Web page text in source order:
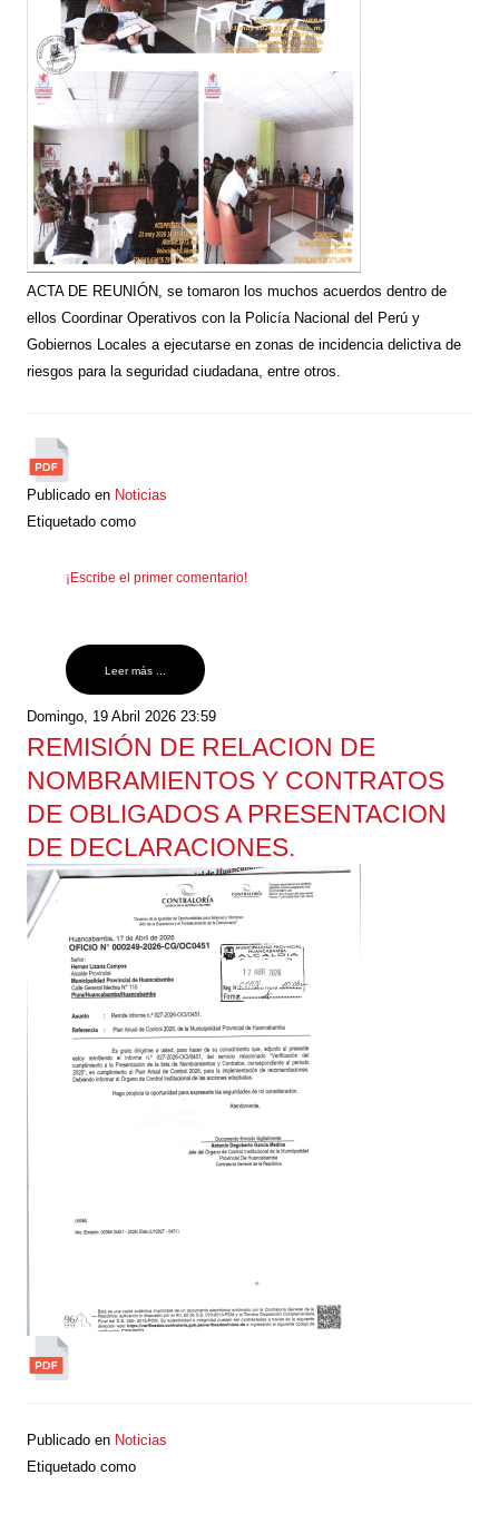
ACTA DE REUNIÓN, se tomaron los muchos acuerdos dentro de
ellos Coordinar Operativos con la Policía Nacional del Perú y
Gobiernos Locales a ejecutarse en zonas de incidencia delictiva de
riesgos para la seguridad ciudadana, entre otros.
Publicado en Noticias
Etiquetado como
¡Escribe el primer comentario!
Leer más ...
Domingo, 19 Abril 2026 23:59
REMISIÓN DE RELACION DE
NOMBRAMIENTOS Y CONTRATOS
DE OBLIGADOS A PRESENTACION
DE DECLARACIONES.
Publicado en Noticias
Etiquetado como